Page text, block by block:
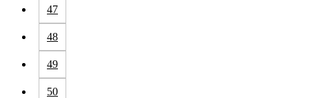
47
48
49
50